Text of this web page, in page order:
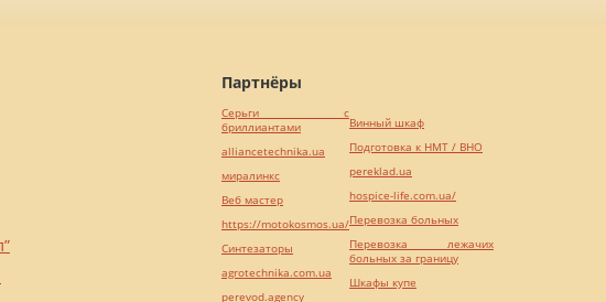
Партнёры
Серьги с
бриллиантами
alliancetechnika.ua
миралинкс
Веб мастер
https://motokosmos.ua/
Синтезаторы
agrotechnika.com.ua
perevod.agency
Винный шкаф
Подготовка к НМТ / ВНО
pereklad.ua
hospice-life.com.ua/
Перевозка больных
Перевозка лежачих
больных за границу
Шкафы купе